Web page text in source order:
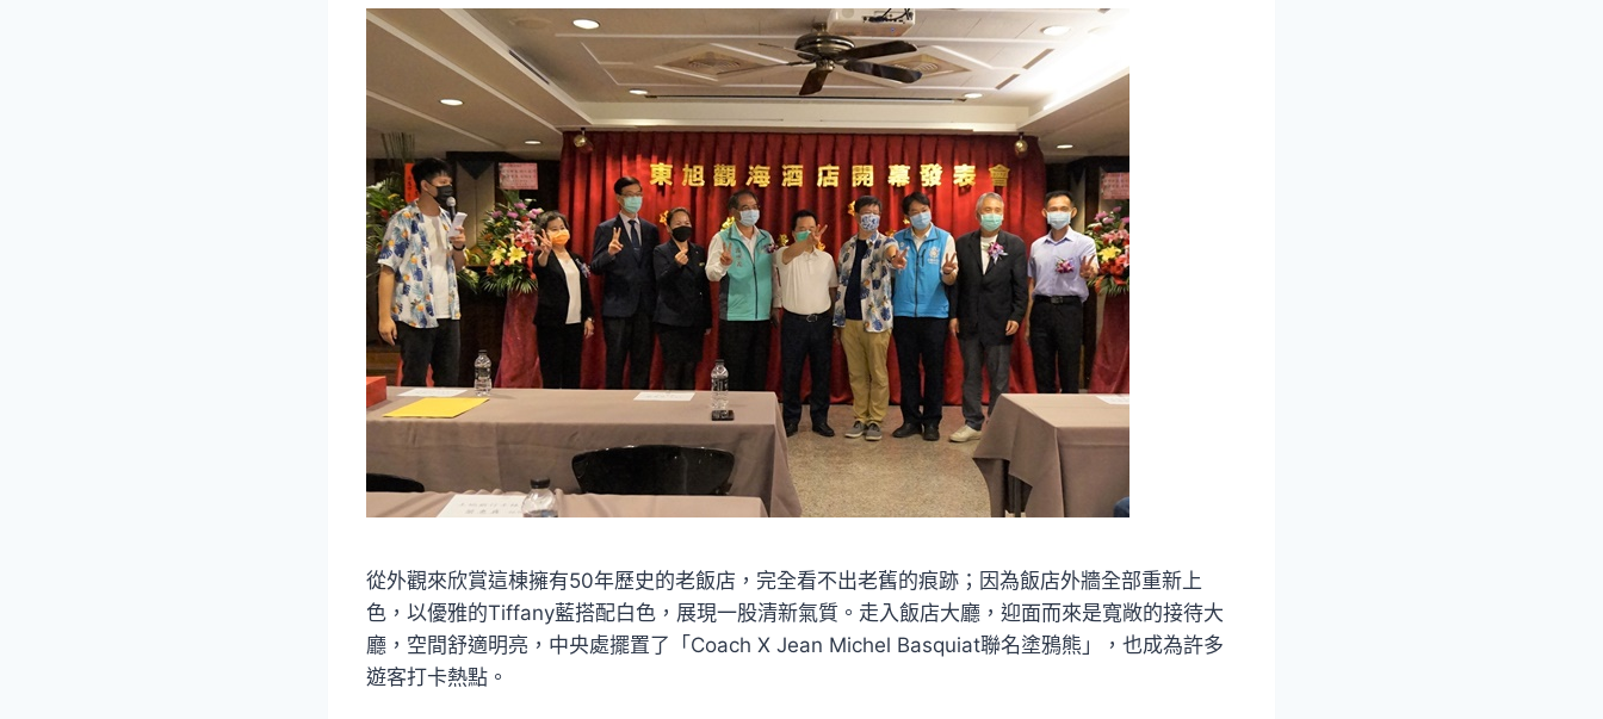
從外觀來欣賞這棟擁有50年歷史的老飯店，完全看不出老舊的痕跡；因為飯店外牆全部重新上
色，以優雅的Tiffany藍搭配白色，展現一股清新氣質。走入飯店大廳，迎面而來是寬敞的接待大
廳，空間舒適明亮，中央處擺置了「Coach X Jean Michel Basquiat聯名塗鴉熊」，也成為許多
遊客打卡熱點。